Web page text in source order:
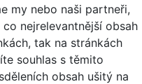
my nebo naši partneři,
nejrelevantnější obsah
tak na stránkách
souhlas s těmito
obsah ušitý na